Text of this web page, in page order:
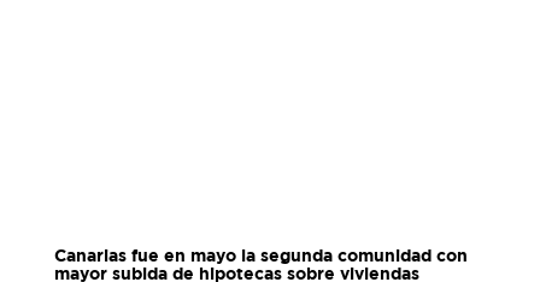
Canarias fue en mayo la segunda comunidad con
mayor subida de hipotecas sobre viviendas